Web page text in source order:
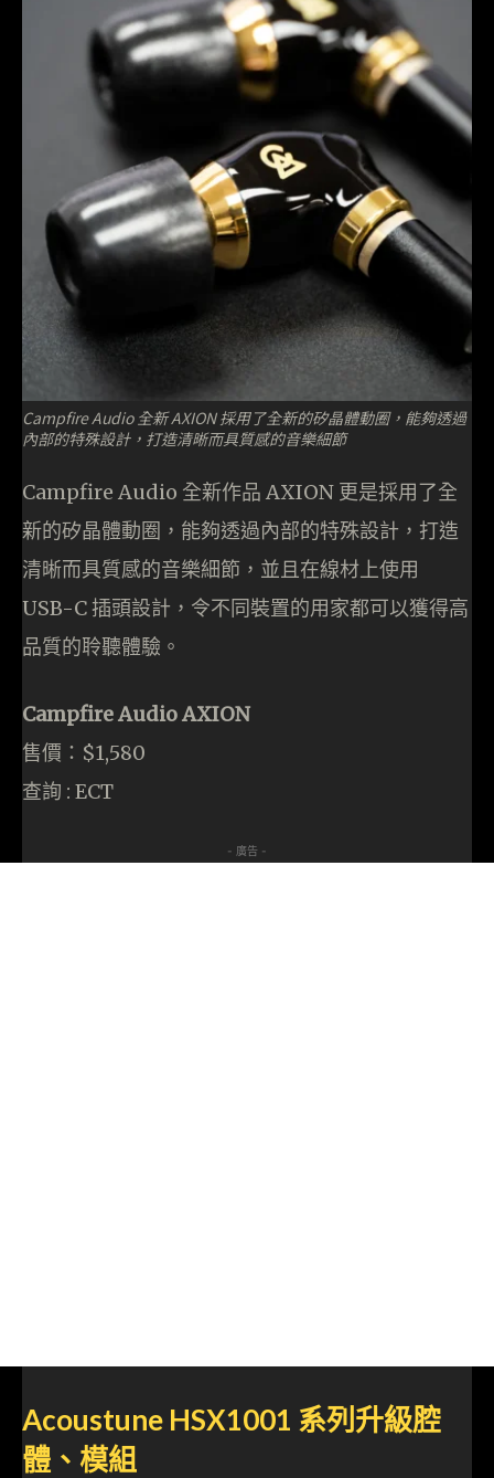
Campfire Audio 全新 AXION 採用了全新的矽晶體動圈，能夠透過
內部的特殊設計，打造清晰而具質感的音樂細節
Campfire Audio 全新作品 AXION 更是採用了全
新的矽晶體動圈，能夠透過內部的特殊設計，打造
清晰而具質感的音樂細節，並且在線材上使用
USB-C 插頭設計，令不同裝置的用家都可以獲得高
品質的聆聽體驗。
Campfire Audio AXION
售價：$1,580
查詢 : ECT
- 廣告 -
Acoustune HSX1001 系列升級腔
體、模組